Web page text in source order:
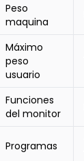
Peso
maquina
Máximo
peso
usuario
Funciones
del monitor
Programas